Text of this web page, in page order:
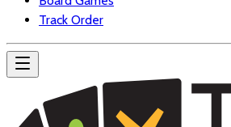
Track Order